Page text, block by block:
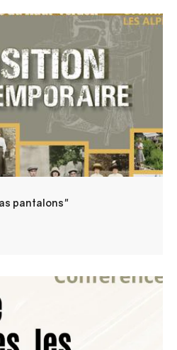
dames en haute vallée du
féminine est sûrement
l’imaginez ! Nos
l’image d’une vie
pourtant !
pantalons"
du Castellet sont
globe." Une conférence de
Traces Éditions.